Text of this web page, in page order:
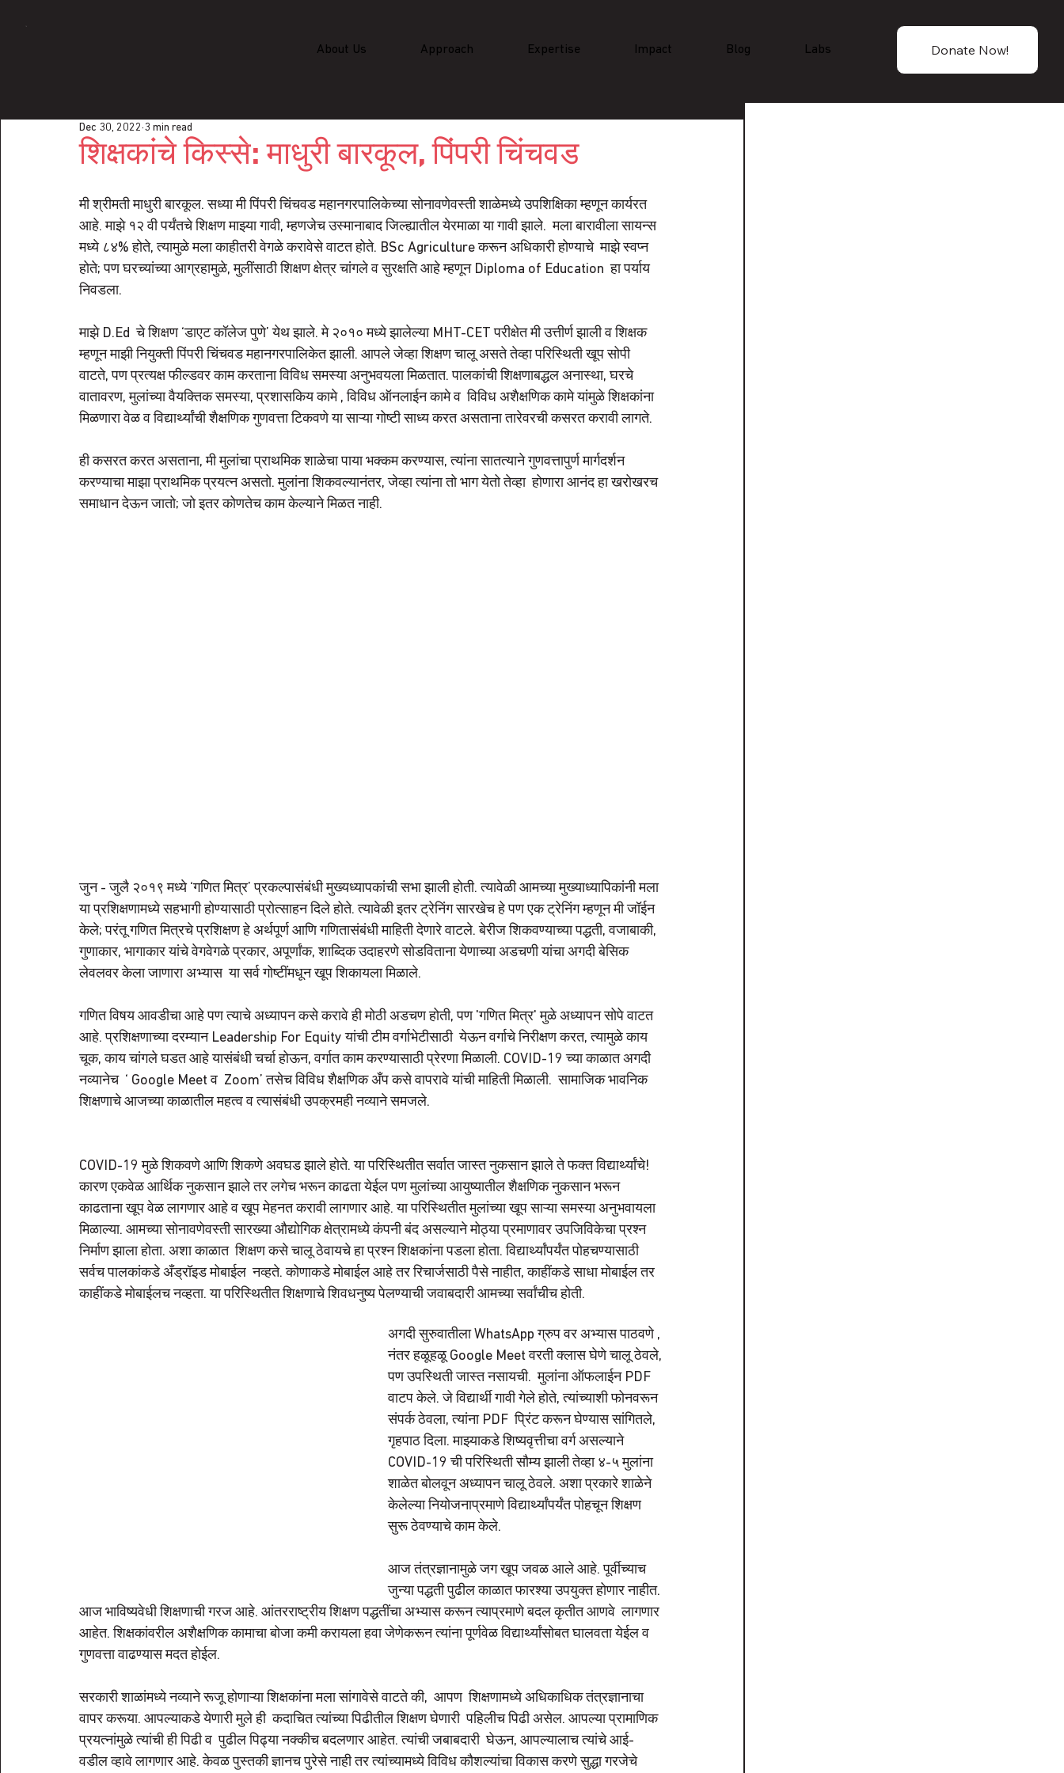
About Us Approach Expertise Impact Blog Labs Donate Now!
शिक्षकांचे किस्से: माधुरी बारकूल, पिंपरी चिंचवड
Dec 30, 2022 3 min read
मी श्रीमती माधुरी बारकूल. सध्या मी पिंपरी चिंचवड महानगरपालिकेच्या सोनावणेवस्ती शाळेमध्ये उपशिक्षिका म्हणून कार्यरत
आहे. माझे १२ वी पर्यंतचे शिक्षण माझ्या गावी, म्हणजेच उस्मानाबाद जिल्ह्यातील येरमाळा या गावी झाले.  मला बारावीला सायन्स
मध्ये ८४% होते, त्यामुळे मला काहीतरी वेगळे करावेसे वाटत होते. BSc Agriculture करून अधिकारी होण्याचे  माझे स्वप्न
होते; पण घरच्यांच्या आग्रहामुळे, मुलींसाठी शिक्षण क्षेत्र चांगले व सुरक्षति आहे म्हणून Diploma of Education  हा पर्याय
निवडला.
माझे D.Ed  चे शिक्षण ‘डाएट कॉलेज पुणे’ येथ झाले. मे २०१० मध्ये झालेल्या MHT-CET परीक्षेत मी उत्तीर्ण झाली व शिक्षक
म्हणून माझी नियुक्ती पिंपरी चिंचवड महानगरपालिकेत झाली. आपले जेव्हा शिक्षण चालू असते तेव्हा परिस्थिती खूप सोपी
वाटते, पण प्रत्यक्ष फील्डवर काम करताना विविध समस्या अनुभवयला मिळतात. पालकांची शिक्षणाबद्धल अनास्था, घरचे
वातावरण, मुलांच्या वैयक्तिक समस्या, प्रशासकिय कामे , विविध ऑनलाईन कामे व  विविध अशैक्षणिक कामे यांमुळे शिक्षकांना
मिळणारा वेळ व विद्यार्थ्यांची शैक्षणिक गुणवत्ता टिकवणे या साऱ्या गोष्टी साध्य करत असताना तारेवरची कसरत करावी लागते.
ही कसरत करत असताना, मी मुलांचा प्राथमिक शाळेचा पाया भक्कम करण्यास, त्यांना सातत्याने गुणवत्तापुर्ण मार्गदर्शन
करण्याचा माझा प्राथमिक प्रयत्न असतो. मुलांना शिकवल्यानंतर, जेव्हा त्यांना तो भाग येतो तेव्हा  होणारा आनंद हा खरोखरच
समाधान देऊन जातो; जो इतर कोणतेच काम केल्याने मिळत नाही.
जुन - जुलै २०१९ मध्ये ‘गणित मित्र’ प्रकल्पासंबंधी मुख्यध्यापकांची सभा झाली होती. त्यावेळी आमच्या मुख्याध्यापिकांनी मला
या प्रशिक्षणामध्ये सहभागी होण्यासाठी प्रोत्साहन दिले होते. त्यावेळी इतर ट्रेनिंग सारखेच हे पण एक ट्रेनिंग म्हणून मी जॉईन
केले; परंतू गणित मित्रचे प्रशिक्षण हे अर्थपूर्ण आणि गणितासंबंधी माहिती देणारे वाटले. बेरीज शिकवण्याच्या पद्धती, वजाबाकी,
गुणाकार, भागाकार यांचे वेगवेगळे प्रकार, अपूर्णांक, शाब्दिक उदाहरणे सोडविताना येणाच्या अडचणी यांचा अगदी बेसिक
लेवलवर केला जाणारा अभ्यास  या सर्व गोष्टींमधून खूप शिकायला मिळाले.
गणित विषय आवडीचा आहे पण त्याचे अध्यापन कसे करावे ही मोठी अडचण होती, पण 'गणित मित्र' मुळे अध्यापन सोपे वाटत
आहे. प्रशिक्षणाच्या दरम्यान Leadership For Equity यांची टीम वर्गाभेटीसाठी  येऊन वर्गाचे निरीक्षण करत, त्यामुळे काय
चूक, काय चांगले घडत आहे यासंबंधी चर्चा होऊन, वर्गात काम करण्यासाठी प्रेरणा मिळाली. COVID-19 च्या काळात अगदी
नव्यानेच  ‘ Google Meet व  Zoom’ तसेच विविध शैक्षणिक अँप कसे वापरावे यांची माहिती मिळाली.  सामाजिक भावनिक
शिक्षणाचे आजच्या काळातील महत्व व त्यासंबंधी उपक्रमही नव्याने समजले.
COVID-19 मुळे शिकवणे आणि शिकणे अवघड झाले होते. या परिस्थितीत सर्वात जास्त नुकसान झाले ते फक्त विद्यार्थ्यांचे!
कारण एकवेळ आर्थिक नुकसान झाले तर लगेच भरून काढता येईल पण मुलांच्या आयुष्यातील शैक्षणिक नुकसान भरून
काढताना खूप वेळ लागणार आहे व खूप मेहनत करावी लागणार आहे. या परिस्थितीत मुलांच्या खूप साऱ्या समस्या अनुभवायला
मिळाल्या. आमच्या सोनावणेवस्ती सारख्या औद्योगिक क्षेत्रामध्ये कंपनी बंद असल्याने मोठ्या प्रमाणावर उपजिविकेचा प्रश्न
निर्माण झाला होता. अशा काळात  शिक्षण कसे चालू ठेवायचे हा प्रश्न शिक्षकांना पडला होता. विद्यार्थ्यांपर्यंत पोहचण्यासाठी
सर्वच पालकांकडे अँड्रॉइड मोबाईल  नव्हते. कोणाकडे मोबाईल आहे तर रिचार्जसाठी पैसे नाहीत, काहींकडे साधा मोबाईल तर
काहींकडे मोबाईलच नव्हता. या परिस्थितीत शिक्षणाचे शिवधनुष्य पेलण्याची जवाबदारी आमच्या सर्वांचीच होती.
अगदी सुरुवातीला WhatsApp ग्रुप वर अभ्यास पाठवणे ,
नंतर हळूहळू Google Meet वरती क्लास घेणे चालू ठेवले,
पण उपस्थिती जास्त नसायची.  मुलांना ऑफलाईन PDF
वाटप केले. जे विद्यार्थी गावी गेले होते, त्यांच्याशी फोनवरून
संपर्क ठेवला, त्यांना PDF  प्रिंट करून घेण्यास सांगितले,
गृहपाठ दिला. माझ्याकडे शिष्यवृत्तीचा वर्ग असल्याने
COVID-19 ची परिस्थिती सौम्य झाली तेव्हा ४-५ मुलांना
शाळेत बोलवून अध्यापन चालू ठेवले. अशा प्रकारे शाळेने
केलेल्या नियोजनाप्रमाणे विद्यार्थ्यांपर्यंत पोहचून शिक्षण
सुरू ठेवण्याचे काम केले.
आज तंत्रज्ञानामुळे जग खूप जवळ आले आहे. पूर्वीच्याच
जुन्या पद्धती पुढील काळात फारश्या उपयुक्त होणार नाहीत.
आज भाविष्यवेधी शिक्षणाची गरज आहे. आंतरराष्ट्रीय शिक्षण पद्धतींचा अभ्यास करून त्याप्रमाणे बदल कृतीत आणवे  लागणार
आहेत. शिक्षकांवरील अशैक्षणिक कामाचा बोजा कमी करायला हवा जेणेकरून त्यांना पूर्णवेळ विद्यार्थ्यांसोबत घालवता येईल व
गुणवत्ता वाढण्यास मदत होईल.
सरकारी शाळांमध्ये नव्याने रूजू होणाऱ्या शिक्षकांना मला सांगावेसे वाटते की,  आपण  शिक्षणामध्ये अधिकाधिक तंत्रज्ञानाचा
वापर करूया. आपल्याकडे येणारी मुले ही  कदाचित त्यांच्या पिढीतील शिक्षण घेणारी  पहिलीच पिढी असेल. आपल्या प्रामाणिक
प्रयत्नांमुळे त्यांची ही पिढी व  पुढील पिढ्या नक्कीच बदलणार आहेत. त्यांची जबाबदारी  घेऊन, आपल्यालाच त्यांचे आई-
वडील व्हावे लागणार आहे. केवळ पुस्तकी ज्ञानच पुरेसे नाही तर त्यांच्यामध्ये विविध कौशल्यांचा विकास करणे सुद्धा गरजेचे